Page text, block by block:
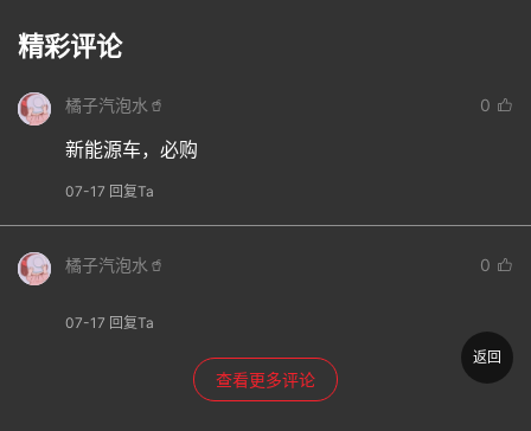
精彩评论
橘子汽泡水🥤 0
新能源车，必购
07-17 回复Ta
橘子汽泡水🥤 0
07-17 回复Ta
查看更多评论
返回